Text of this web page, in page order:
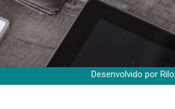
Desenvolvido por